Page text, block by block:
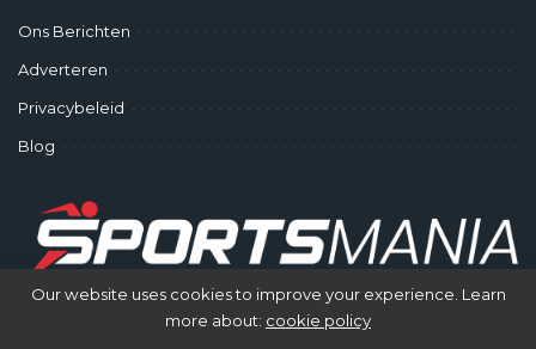
Ons Berichten
Adverteren
Privacybeleid
Blog
Our website uses cookies to improve your experience. Learn
more about: cookie policy